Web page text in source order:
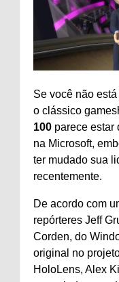
Se você não
o clássico
100 parece estar
na Microsoft,
ter mudado sua
recentemente.
De acordo com
repórteres Jeff
Corden, do
original no
HoloLens, Alex